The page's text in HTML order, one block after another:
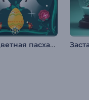
Разноцветная пасхальная заставка